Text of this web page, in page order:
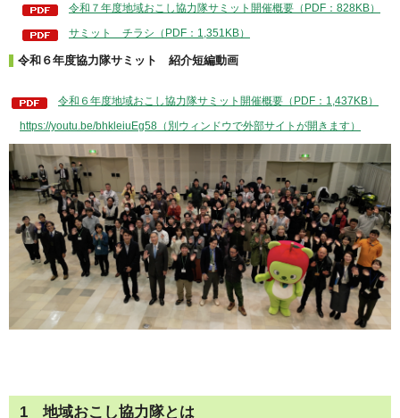
令和７年度地域おこし協力隊サミット開催概要（PDF：828KB）
サミット チラシ（PDF：1,351KB）
令和６年度協力隊サミット 紹介短編動画
令和６年度地域おこし協力隊サミット開催概要（PDF：1,437KB）
https://youtu.be/bhkleiuEg58（別ウィンドウで外部サイトが開きます）
1 地域おこし協力隊とは